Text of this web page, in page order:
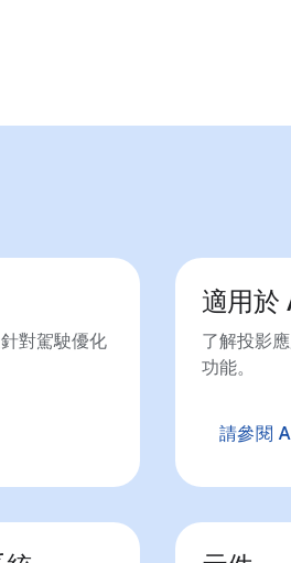
對駕駛優化
適用於
了解投影
功能。
請參閱